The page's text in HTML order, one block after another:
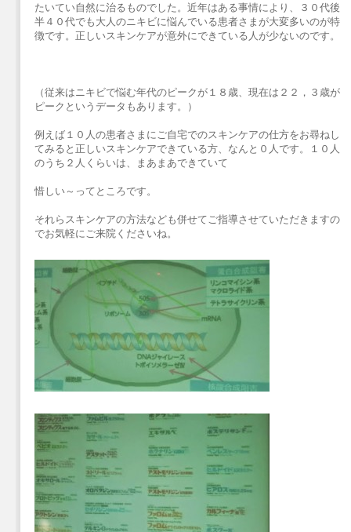
たいてい自然に治るものでした。近年はある事情により、３０代後
半４０代でも大人のニキビに悩んでいる患者さまが大変多いのが特
徴です。正しいスキンケアが意外にできている人が少ないのです。
（従来はニキビで悩む年代のピークが１８歳、現在は２２，３歳が
ピークというデータもあります。）
例えば１０人の患者さまにご自宅でのスキンケアの仕方をお尋ねし
てみると正しいスキンケアできている方、なんと０人です。１０人
のうち２人くらいは、まあまあできていて
惜しい～ってところです。
それらスキンケアの方法なども併せてご指導させていただきますの
でお気軽にご来院くださいね。